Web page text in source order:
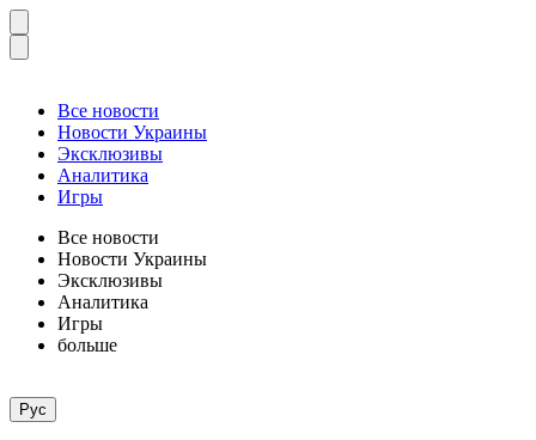
Все новости
Новости Украины
Эксклюзивы
Аналитика
Игры
Все новости
Новости Украины
Эксклюзивы
Аналитика
Игры
больше
Рус